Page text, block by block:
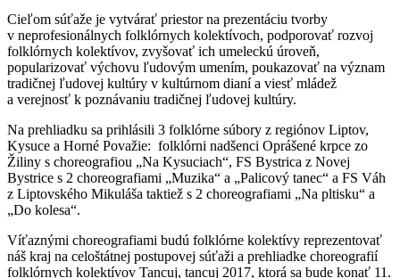
Cieľom súťaže je vytvárať priestor na prezentáciu tvorby
v neprofesionálnych folklórnych kolektívoch, podporovať rozvoj
folklórnych kolektívov, zvyšovať ich umeleckú úroveň,
popularizovať výchovu ľudovým umením, poukazovať na význam
tradičnej ľudovej kultúry v kultúrnom dianí a viesť mládež
a verejnosť k poznávaniu tradičnej ľudovej kultúry.
Na prehliadku sa prihlásili 3 folklórne súbory z regiónov Liptov,
Kysuce a Horné Považie: folklórni nadšenci Oprášené krpce zo
Žiliny s choreografiou „Na Kysuciach“, FS Bystrica z Novej
Bystrice s 2 choreografiami „Muzika“ a „Palicový tanec“ a FS Váh
z Liptovského Mikuláša taktiež s 2 choreografiami „Na pltisku“ a
„Do kolesa“.
Víťaznými choreografiami budú folklórne kolektívy reprezentovať
náš kraj na celoštátnej postupovej súťaži a prehliadke choreografií
folklórnych kolektívov Tancuj, tancuj 2017, ktorá sa bude konať 11.